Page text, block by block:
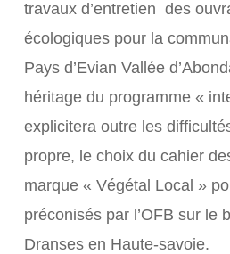
travaux d’entretien des
écologiques pour la
Pays d’Evian Vallée
héritage du programme «
explicitera outre les
propre, le choix du cahier
marque « Végétal Local »
préconisés par l’OFB sur le
Dranses en Haute-savoie.